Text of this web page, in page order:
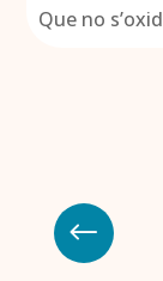
Que no